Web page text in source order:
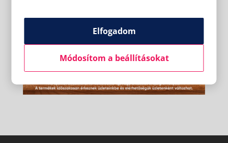
Elfogadom
Módosítom a beállításokat